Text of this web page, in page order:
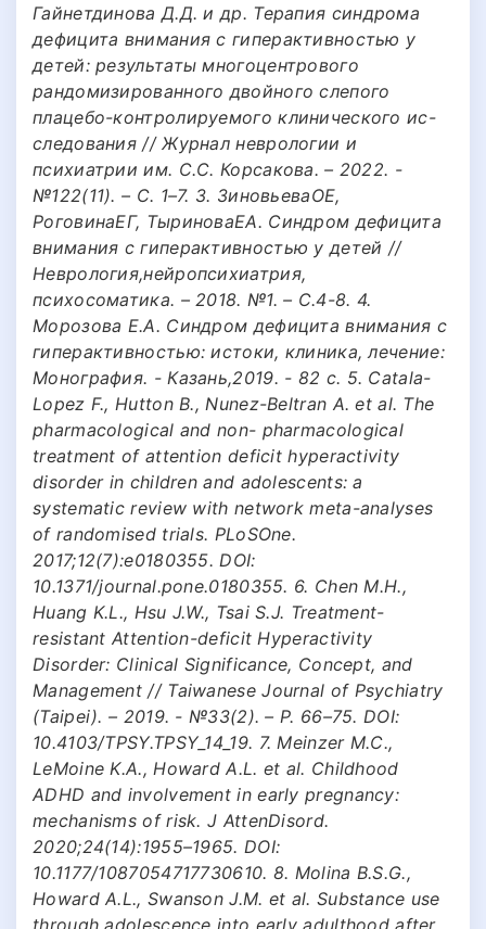
Гайнетдинова Д.Д. и др. Терапия синдрома
дефицита внимания с гиперактивностью у
детей: результаты многоцентрового
рандомизированного двойного слепого
плацебо-контролируемого клинического ис-
следования // Журнал неврологии и
психиатрии им. С.С. Корсакова. – 2022. -
№122(11). – С. 1–7. 3. ЗиновьеваОЕ,
РоговинаЕГ, ТыриноваЕА. Синдром дефицита
внимания с гиперактивностью у детей //
Неврология,нейропсихиатрия,
психосоматика. – 2018. №1. – С.4-8. 4.
Морозова Е.А. Синдром дефицита внимания с
гиперактивностью: истоки, клиника, лечение:
Монография. - Казань,2019. - 82 с. 5. Catala-
Lopez F., Hutton B., Nunez-Beltran A. et al. The
pharmacological and non- pharmacological
treatment of attention deficit hyperactivity
disorder in children and adolescents: a
systematic review with network meta-analyses
of randomised trials. PLoSOne.
2017;12(7):e0180355. DOI:
10.1371/journal.pone.0180355. 6. Chen M.H.,
Huang K.L., Hsu J.W., Tsai S.J. Treatment-
resistant Attention-deficit Hyperactivity
Disorder: Clinical Significance, Concept, and
Management // Taiwanese Journal of Psychiatry
(Taipei). – 2019. - №33(2). – Р. 66–75. DOI:
10.4103/TPSY.TPSY_14_19. 7. Meinzer M.C.,
LeMoine K.A., Howard A.L. et al. Childhood
ADHD and involvement in early pregnancy:
mechanisms of risk. J AttenDisord.
2020;24(14):1955–1965. DOI:
10.1177/1087054717730610. 8. Molina B.S.G.,
Howard A.L., Swanson J.M. et al. Substance use
through adolescence into early adulthood after